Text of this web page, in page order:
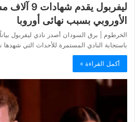
ليفربول يقدم
الأوروبي بسبب نهائى أوروبا
الخرطوم | برق السودان أصدر نادي ليفربول
باستجابة النادي المستمرة للأحداث التي
أكمل القراءة »